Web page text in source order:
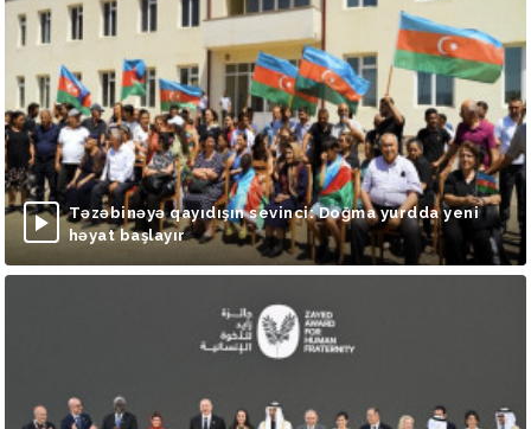
Təzəbinəyə qayıdışın sevinci: Doğma yurdda yeni
həyat başlayır